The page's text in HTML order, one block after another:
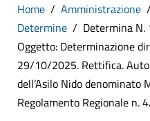
Home Amministrazione
Determine
Determina
Oggetto: Determinazione
29/10/2025. Rettifica.
dell’Asilo Nido denominato
Regolamento Regionale n.